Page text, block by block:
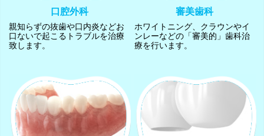
口腔外科
親知らずの抜歯や口内炎などお
口ないで起こるトラブルを治療
致します。
審美歯科
ホワイトニング、クラウンやイ
ンレーなどの「審美的」歯科治
療を行います。